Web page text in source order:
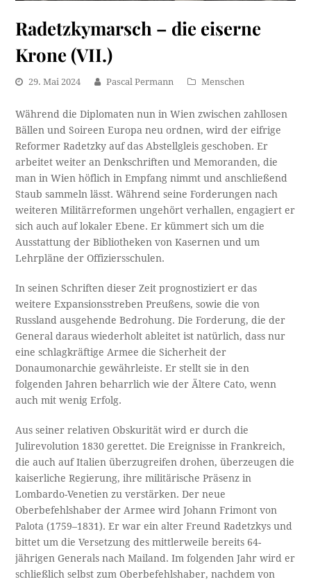
Radetzkymarsch – die eiserne
Krone (VII.)
29. Mai 2024 Pascal Permann Menschen
Während die Diplomaten nun in Wien zwischen zahllosen
Bällen und Soireen Europa neu ordnen, wird der eifrige
Reformer Radetzky auf das Abstellgleis geschoben. Er
arbeitet weiter an Denkschriften und Memoranden, die
man in Wien höflich in Empfang nimmt und anschließend
Staub sammeln lässt. Während seine Forderungen nach
weiteren Militärreformen ungehört verhallen, engagiert er
sich auch auf lokaler Ebene. Er kümmert sich um die
Ausstattung der Bibliotheken von Kasernen und um
Lehrpläne der Offiziersschulen.
In seinen Schriften dieser Zeit prognostiziert er das
weitere Expansionsstreben Preußens, sowie die von
Russland ausgehende Bedrohung. Die Forderung, die der
General daraus wiederholt ableitet ist natürlich, dass nur
eine schlagkräftige Armee die Sicherheit der
Donaumonarchie gewährleiste. Er stellt sie in den
folgenden Jahren beharrlich wie der Ältere Cato, wenn
auch mit wenig Erfolg.
Aus seiner relativen Obskurität wird er durch die
Julirevolution 1830 gerettet. Die Ereignisse in Frankreich,
die auch auf Italien überzugreifen drohen, überzeugen die
kaiserliche Regierung, ihre militärische Präsenz in
Lombardo-Venetien zu verstärken. Der neue
Oberbefehlshaber der Armee wird Johann Frimont von
Palota (1759–1831). Er war ein alter Freund Radetzkys und
bittet um die Versetzung des mittlerweile bereits 64-
jährigen Generals nach Mailand. Im folgenden Jahr wird er
schließlich selbst zum Oberbefehlshaber, nachdem von